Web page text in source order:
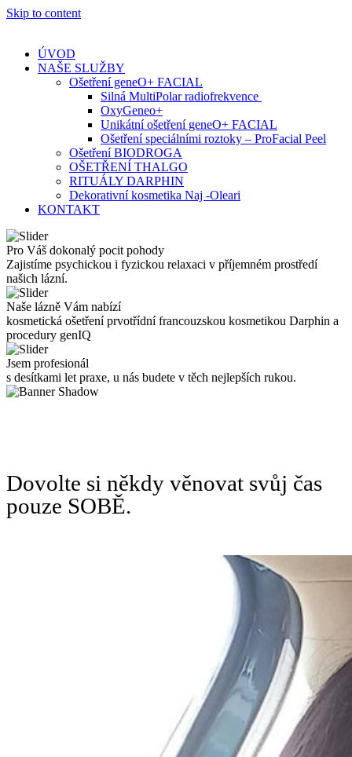
Skip to content
ÚVOD
NAŠE SLUŽBY
Ošetření geneO+ FACIAL
Silná MultiPolar radiofrekvence
OxyGeneo+
Unikátní ošetření geneO+ FACIAL
Ošetření speciálními roztoky – ProFacial Peel
Ošetření BIODROGA
OŠETŘENÍ THALGO
RITUÁLY DARPHIN
Dekorativní kosmetika Naj -Oleari
KONTAKT
Pro Váš dokonalý pocit pohody
Zajistíme psychickou i fyzickou relaxaci v příjemném prostředí
našich lázní.
Naše lázně Vám nabízí
kosmetická ošetření prvotřídní francouzskou kosmetikou Darphin a
procedury genIQ
Jsem profesionál
s desítkami let praxe, u nás budete v těch nejlepších rukou.
Dovolte si někdy věnovat svůj čas
pouze SOBĚ.